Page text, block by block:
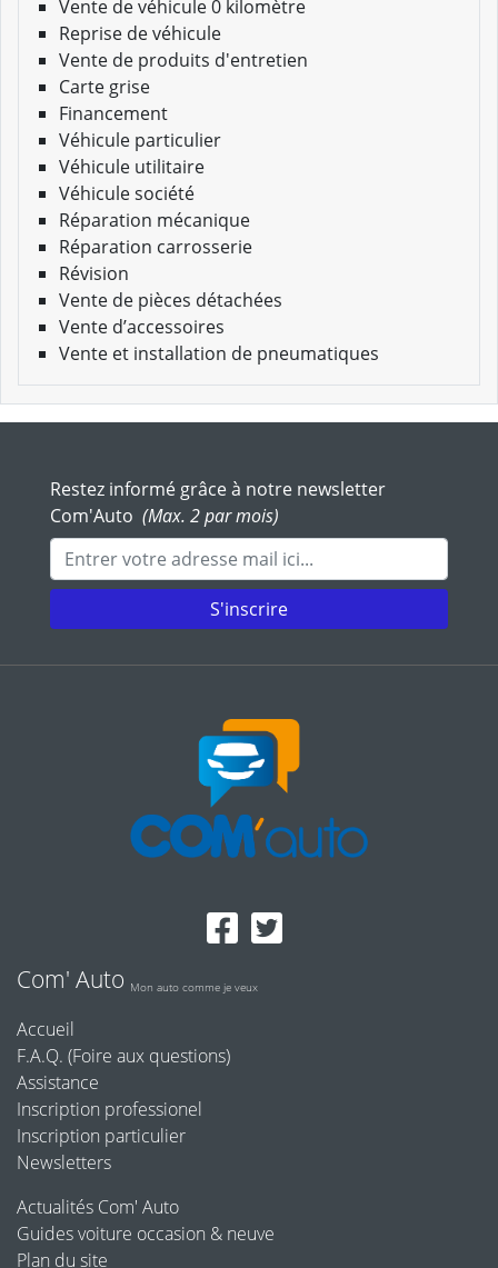
Vente de véhicule 0 kilomètre
Reprise de véhicule
Vente de produits d'entretien
Carte grise
Financement
Véhicule particulier
Véhicule utilitaire
Véhicule société
Réparation mécanique
Réparation carrosserie
Révision
Vente de pièces détachées
Vente d’accessoires
Vente et installation de pneumatiques
Restez informé grâce à notre newsletter
Com'Auto (Max. 2 par mois)
Adresse mail
S'inscrire
Com' Auto Mon auto comme je veux
Accueil
F.A.Q. (Foire aux questions)
Assistance
Inscription professionel
Inscription particulier
Newsletters
Actualités Com' Auto
Guides voiture occasion & neuve
Plan du site